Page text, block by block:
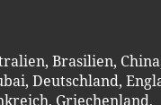
, Brasilien, China
, Deutschland,
, Griechenland,